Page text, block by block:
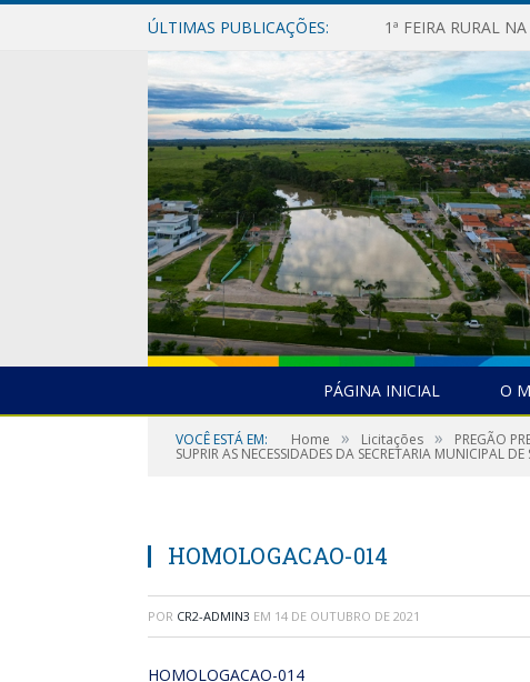
ÚLTIMAS PUBLICAÇÕES: 1ª FEIRA RURAL
PÁGINA INICIAL O
VOCÊ ESTÁ EM: Home » Licitações » PREGÃO
SUPRIR AS NECESSIDADES DA SECRETARIA MUNICIPAL
HOMOLOGACAO-014
POR CR2-ADMIN3 EM 14 DE OUTUBRO DE 2021
HOMOLOGACAO-014